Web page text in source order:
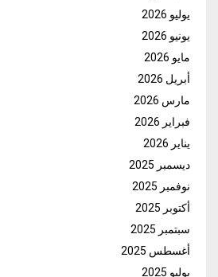
يوليو 2026
يونيو 2026
مايو 2026
أبريل 2026
مارس 2026
فبراير 2026
يناير 2026
ديسمبر 2025
نوفمبر 2025
أكتوبر 2025
سبتمبر 2025
أغسطس 2025
يوليو 2025